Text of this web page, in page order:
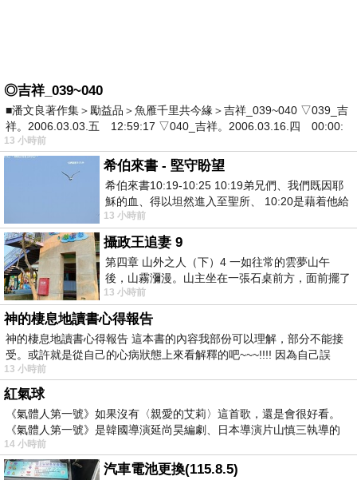
◎吉祥_039~040
■潘文良著作集＞勵益品＞魚雁千里共今緣＞吉祥_039~040 ▽039_吉
祥。2006.03.03.五 12:59:17 ▽040_吉祥。2006.03.16.四 00:00:
13 小時前
希伯來書 - 堅守盼望
希伯來書10:19-10:25 10:19弟兄們、我們既因耶
穌的血、得以坦然進入至聖所、 10:20是藉着他給
我們開了一條又新又活的路從幔子經過
13 小時前
攝政王追妻 9
第四章 山外之人（下）4 一如往常的雲夢山午
後，山霧瀰漫。山主坐在一張石桌前方，面前擺了
一盤未下完的棋盤，還有一壺茶與兩只冒
13 小時前
神的棲息地讀書心得報告
神的棲息地讀書心得報告 這本書的內容我部份可以理解，部分不能接
受。或許就是從自己的心病狀態上來看解釋的吧~~~!!!! 因為自己誤
13 小時前
紅氣球
《氣體人第一號》如果沒有〈親愛的艾莉〉這首歌，還是會很好看。
《氣體人第一號》是韓國導演延尚昊編劇、日本導演片山慎三執導的
14 小時前
汽車電池更換(115.8.5)